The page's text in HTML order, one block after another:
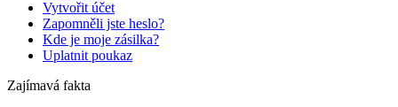
Vytvořit účet
Zapomněli jste heslo?
Kde je moje zásilka?
Uplatnit poukaz
Zajímavá fakta